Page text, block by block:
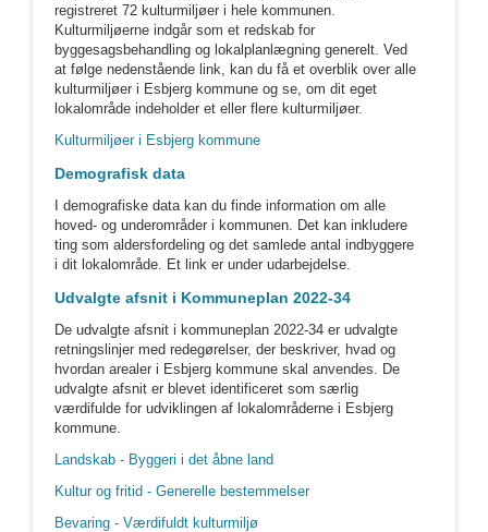
registreret 72 kulturmiljøer i hele kommunen.
Kulturmiljøerne indgår som et redskab for
byggesagsbehandling og lokalplanlægning generelt. Ved
at følge nedenstående link, kan du få et overblik over alle
kulturmiljøer i Esbjerg kommune og se, om dit eget
lokalområde indeholder et eller flere kulturmiljøer.
Kulturmiljøer i Esbjerg kommune
Demografisk data
I demografiske data kan du finde information om alle
hoved- og underområder i kommunen. Det kan inkludere
ting som aldersfordeling og det samlede antal indbyggere
i dit lokalområde. Et link er under udarbejdelse.
Udvalgte afsnit i Kommuneplan 2022-34
De udvalgte afsnit i kommuneplan 2022-34 er udvalgte
retningslinjer med redegørelser, der beskriver, hvad og
hvordan arealer i Esbjerg kommune skal anvendes. De
udvalgte afsnit er blevet identificeret som særlig
værdifulde for udviklingen af lokalområderne i Esbjerg
kommune.
Landskab - Byggeri i det åbne land
Kultur og fritid - Generelle bestemmelser
Bevaring - Værdifuldt kulturmiljø